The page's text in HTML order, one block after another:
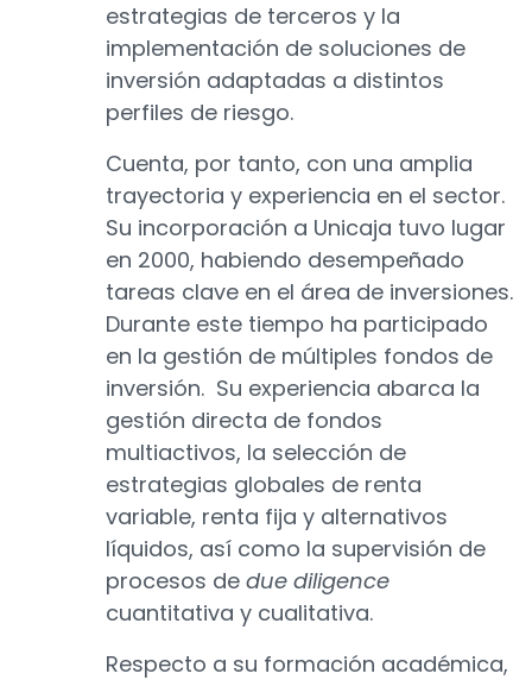
estrategias de terceros y la
implementación de soluciones de
inversión adaptadas a distintos
perfiles de riesgo.
Cuenta, por tanto, con una amplia
trayectoria y experiencia en el sector.
Su incorporación a Unicaja tuvo lugar
en 2000, habiendo desempeñado
tareas clave en el área de inversiones.
Durante este tiempo ha participado
en la gestión de múltiples fondos de
inversión. Su experiencia abarca la
gestión directa de fondos
multiactivos, la selección de
estrategias globales de renta
variable, renta fija y alternativos
líquidos, así como la supervisión de
procesos de due diligence
cuantitativa y cualitativa.
Respecto a su formación académica,